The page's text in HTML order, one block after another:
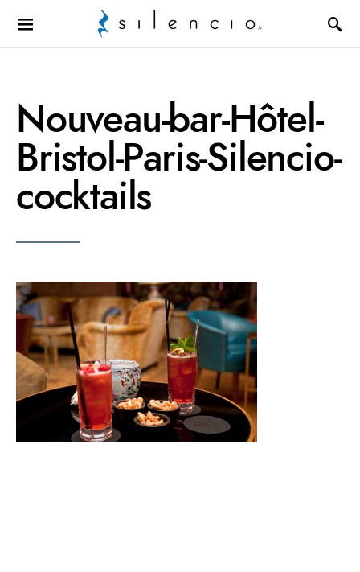
Search for:
Nouveau-bar-Hôtel-
Bristol-Paris-Silencio-
cocktails